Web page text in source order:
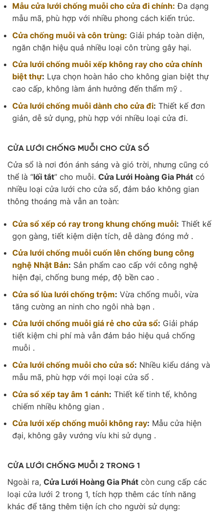
Mẫu cửa lưới chống muỗi cho cửa đi chính: Đa dạng
mẫu mã, phù hợp với nhiều phong cách kiến trúc.
Cửa chống muỗi và côn trùng: Giải pháp toàn diện,
ngăn chặn hiệu quả nhiều loại côn trùng gây hại.
Cửa lưới chống muỗi xếp không ray cho cửa chính
biệt thự: Lựa chọn hoàn hảo cho không gian biệt thự
cao cấp, không làm ảnh hưởng đến thẩm mỹ .
Cửa lưới chống muỗi dành cho cửa đi: Thiết kế đơn
giản, dễ sử dụng, phù hợp với nhiều loại cửa đi.
CỬA LƯỚI CHỐNG MUỖI CHO CỬA SỔ
Cửa sổ là nơi đón ánh sáng và gió trời, nhưng cũng có
thể là “lối tắt” cho muỗi. Cửa Lưới Hoàng Gia Phát có
nhiều loại cửa lưới cho cửa sổ, đảm bảo không gian
thông thoáng mà vẫn an toàn:
Cửa sổ xếp có ray trong khung chống muỗi: Thiết kế
gọn gàng, tiết kiệm diện tích, dễ dàng đóng mở .
Cửa lưới chống muỗi cuốn lên chống bung công
nghệ Nhật Bản: Sản phẩm cao cấp với công nghệ
hiện đại, chống bung mép, độ bền cao .
Cửa sổ lùa lưới chống trộm: Vừa chống muỗi, vừa
tăng cường an ninh cho ngôi nhà bạn .
Cửa lưới chống muỗi giá rẻ cho cửa sổ: Giải pháp
tiết kiệm chi phí mà vẫn đảm bảo hiệu quả chống
muỗi .
Cửa lưới chống muỗi cho cửa sổ: Nhiều kiểu dáng và
mẫu mã, phù hợp với mọi loại cửa sổ .
Cửa sổ xếp tay âm 1 cánh: Thiết kế tinh tế, không
chiếm nhiều không gian .
Cửa lưới xếp chống muỗi không ray: Mẫu cửa hiện
đại, không gây vướng víu khi sử dụng .
CỬA LƯỚI CHỐNG MUỖI 2 TRONG 1
Ngoài ra, Cửa Lưới Hoàng Gia Phát còn cung cấp các
loại cửa lưới 2 trong 1, tích hợp thêm các tính năng
khác để tăng thêm tiện ích cho người sử dụng: